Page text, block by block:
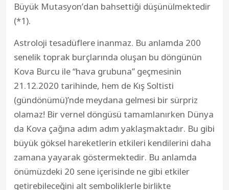
Büyük Mutasyon’dan bahsettiği düşünülmektedir
(*1).
Astroloji tesadüflere inanmaz. Bu anlamda 200
senelik toprak burçlarında oluşan bu döngünün
Kova Burcu ile “hava grubuna” geçmesinin
21.12.2020 tarihinde, hem de Kış Soltisti
(gündönümü)’nde meydana gelmesi bir sürpriz
olamaz! Bir vernel döngüsü tamamlanırken Dünya
da Kova çağına adım adım yaklaşmaktadır. Bu gibi
büyük göksel hareketlerin etkileri kendilerini daha
zamana yayarak göstermektedir. Bu anlamda
önümüzdeki 20 sene içerisinde ne gibi etkiler
getirebileceğini alt semboliklerle birlikte